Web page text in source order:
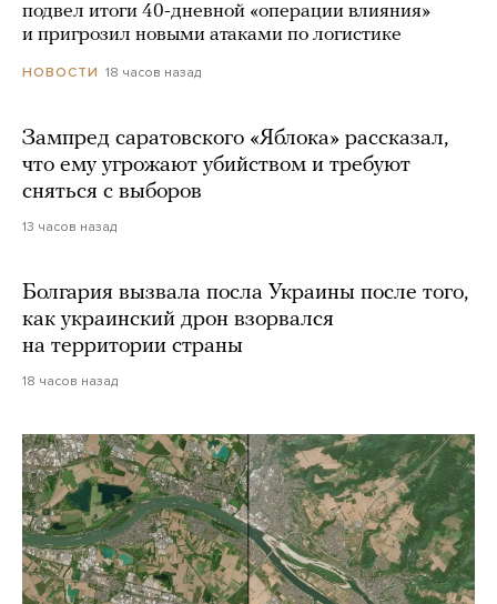
подвел итоги 40-дневной «операции влияния»
и пригрозил новыми атаками по логистике
НОВОСТИ 18 часов назад
Зампред саратовского «Яблока» рассказал,
что ему угрожают убийством и требуют
сняться с выборов
13 часов назад
Болгария вызвала посла Украины после того,
как украинский дрон взорвался
на территории страны
18 часов назад